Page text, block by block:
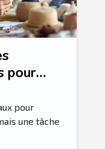
pour
?
pour
une tâche